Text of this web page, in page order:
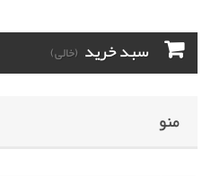
سبد خرید (خالی)
منو